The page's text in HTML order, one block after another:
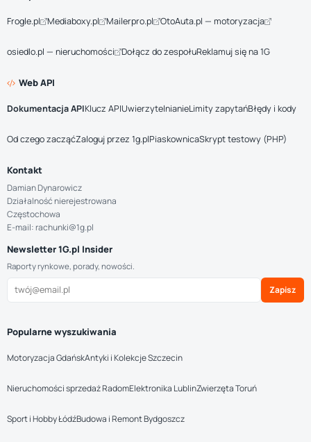
Frogle.pl Mediaboxy.pl Mailerpro.pl OtoAuta.pl — motoryzacja
osiedlo.pl — nieruchomości Dołącz do zespołuReklamuj się na 1G
Web API
Dokumentacja APIKlucz APIUwierzytelnianieLimity zapytańBłędy i kody
Od czego zacząćZaloguj przez 1g.plPiaskownicaSkrypt testowy (PHP)
Kontakt
Damian Dynarowicz
Działalność nierejestrowana
Częstochowa
E-mail: rachunki@1g.pl
Newsletter 1G.pl Insider
Raporty rynkowe, porady, nowości.
Zapisz
Popularne wyszukiwania
Motoryzacja GdańskAntyki i Kolekcje Szczecin
Nieruchomości sprzedaż RadomElektronika LublinZwierzęta Toruń
Sport i Hobby ŁódźBudowa i Remont Bydgoszcz